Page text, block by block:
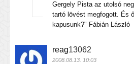
Gergely Pista az utolsó
tartó lövést megfogott. És
kapusunk?" Fábián László
reag13062
2008.08.13. 10:03